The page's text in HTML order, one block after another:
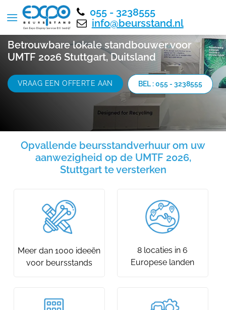
055 - 3238555
info@beursstand.nl
Betrouwbare lokale standbouwer voor
UMTF 2026 Stuttgart, Duitsland
VRAAG EEN OFFERTE AAN BEL : 055 - 3238555
Opvallende beursstandverhuur om uw
aanwezigheid op de UMTF 2026,
Stuttgart te versterken
Meer dan 1000 ideeën
voor beursstands
8 locaties in 6
Europese landen